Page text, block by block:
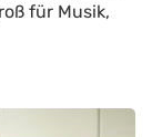
für Musik,